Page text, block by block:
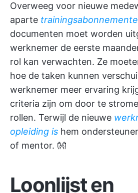
Overweeg voor nieuwe
aparte
documenten moet worden
werknemer de eerste
rol kan verwachten. Ze
hoe de taken kunnen
werknemer meer ervaring
criteria zijn om door te
rollen. Terwijl de nieuwe
opleiding is hem
of mentor. 👐
Loonlijst en